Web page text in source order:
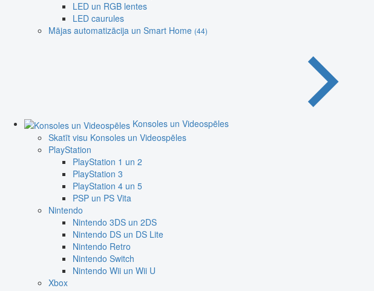
LED un RGB lentes
LED caurules
Mājas automatizācija un Smart Home (44)
Konsoles un Videospēles
Skatīt visu Konsoles un Videospēles
PlayStation
PlayStation 1 un 2
PlayStation 3
PlayStation 4 un 5
PSP un PS Vita
Nintendo
Nintendo 3DS un 2DS
Nintendo DS un DS Lite
Nintendo Retro
Nintendo Switch
Nintendo Wii un Wii U
Xbox